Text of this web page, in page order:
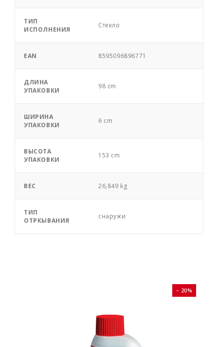
ТИП
ИСПОЛНЕНИЯ
Стекло
EAN 8595096896771
ДЛИНА
УПАКОВКИ
98 cm
ШИРИНА
УПАКОВКИ
6 cm
ВЫСОТА
УПАКОВКИ
153 cm
ВЕС 26,849 kg
ТИП
ОТРКЫВАНИЯ
снаружи
− 20%